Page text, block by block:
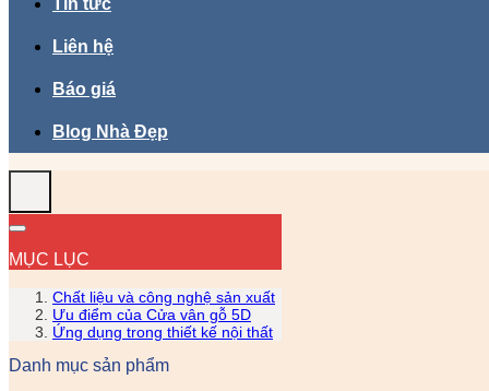
Tin tức
Liên hệ
Báo giá
Blog Nhà Đẹp
MỤC LỤC
Chất liệu và công nghệ sản xuất
Ưu điểm của Cửa vân gỗ 5D
Ứng dụng trong thiết kế nội thất
Danh mục sản phẩm